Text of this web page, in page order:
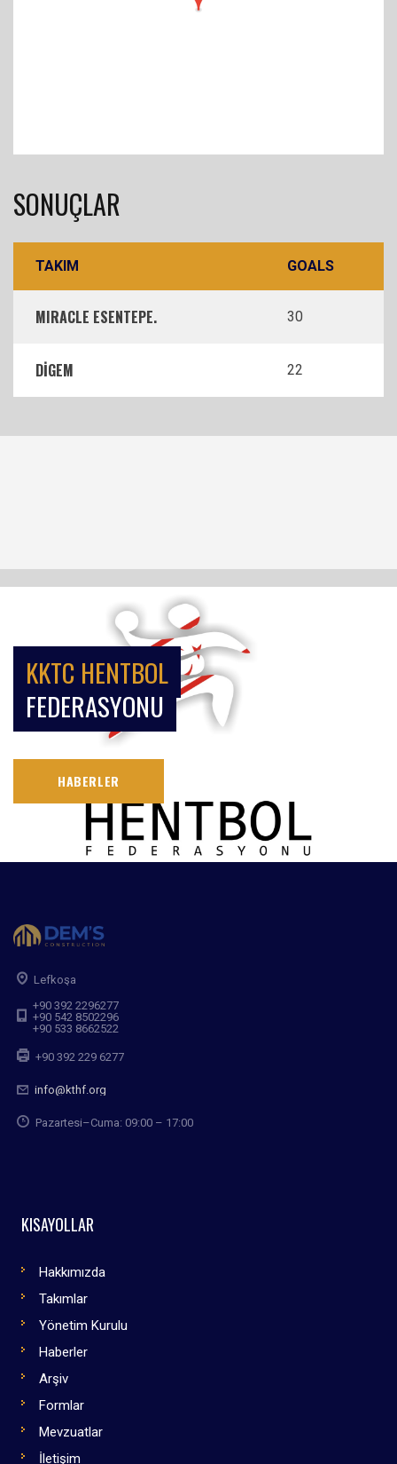
SONUÇLAR
TAKIM GOALS
MIRACLE ESENTEPE. 30
DİGEM 22
KKTC HENTBOL
FEDERASYONU
HABERLER
Lefkoşa
+90 392 2296277
+90 542 8502296
+90 533 8662522
+90 392 229 6277
info@kthf.org
Pazartesi–Cuma: 09:00 – 17:00
KISAYOLLAR
Hakkımızda
Takımlar
Yönetim Kurulu
Haberler
Arşiv
Formlar
Mevzuatlar
İletişim